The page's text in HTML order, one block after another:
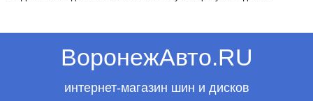
ВоронежАвто.RU
интернет-магазин шин и дисков